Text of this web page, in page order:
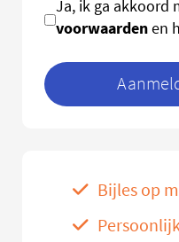
Ja, ik ga akkoord
voorwaardenen
Bijles op